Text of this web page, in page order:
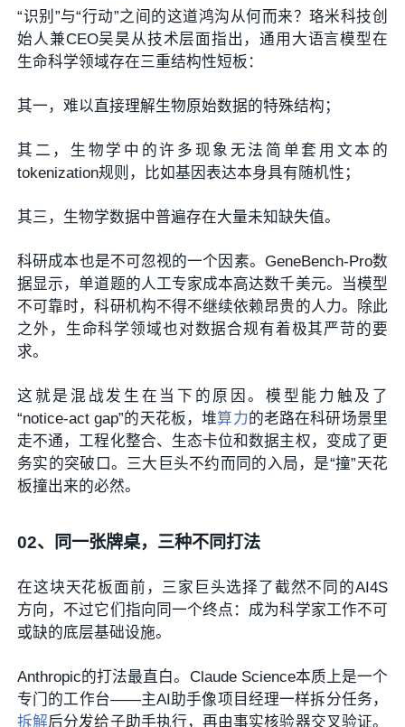
“识别”与“行动”之间的这道鸿沟从何而来？珞米科技创
始人兼CEO吴昊从技术层面指出，通用大语言模型在
生命科学领域存在三重结构性短板：
其一，难以直接理解生物原始数据的特殊结构；
其二，生物学中的许多现象无法简单套用文本的
tokenization规则，比如基因表达本身具有随机性；
其三，生物学数据中普遍存在大量未知缺失值。
科研成本也是不可忽视的一个因素。GeneBench-Pro数
据显示，单道题的人工专家成本高达数千美元。当模型
不可靠时，科研机构不得不继续依赖昂贵的人力。除此
之外，生命科学领域也对数据合规有着极其严苛的要
求。
这就是混战发生在当下的原因。模型能力触及了
“notice-act gap”的天花板，堆算力的老路在科研场景里
走不通，工程化整合、生态卡位和数据主权，变成了更
务实的突破口。三大巨头不约而同的入局，是“撞”天花
板撞出来的必然。
02、 同一张牌桌，三种不同打法
在这块天花板面前，三家巨头选择了截然不同的AI4S
方向，不过它们指向同一个终点：成为科学家工作不可
或缺的底层基础设施。
Anthropic的打法最直白。Claude Science本质上是一个
专门的工作台——主AI助手像项目经理一样拆分任务，
拆解后分发给子助手执行，再由事实核验器交叉验证。